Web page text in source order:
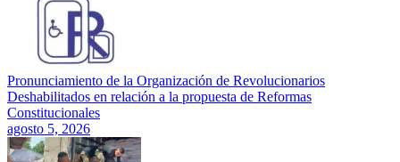
Pronunciamiento de la Organización de Revolucionarios
Deshabilitados en relación a la propuesta de Reformas
Constitucionales
agosto 5, 2026